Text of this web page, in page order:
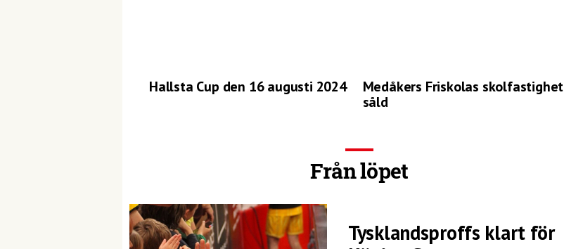
Hallsta Cup den 16 augusti 2024
Medåkers Friskolas skolfastighet
såld
Från löpet
Tysklandsproffs klart för